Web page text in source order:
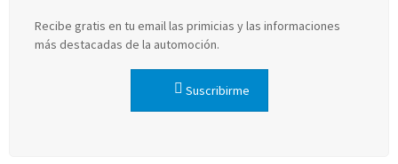
Recibe gratis en tu email las primicias y las informaciones
más destacadas de la automoción.
Suscribirme